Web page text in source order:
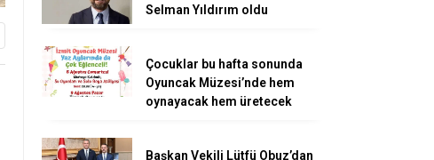
Selman Yıldırım oldu
Çocuklar bu hafta sonunda
Oyuncak Müzesi’nde hem
oynayacak hem üretecek
Başkan Vekili Lütfü Obuz’dan